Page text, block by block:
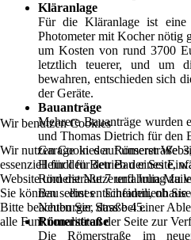
Kläranlage
Für die Kläranlage ist eine
Photometer mit Kocher nötig
um Kosten von rund 3700
letztlich teuerer, und um
bewahren, entschieden sich
der Geräte.
Bauanträge
Mehrere Bauanträge wurden
und Thomas Dietrich für den
Garage in der Römerstraße
Heindl für den Bau eines
Römerstraße 7 und Julia
Bau eines
Neuburger Straße 45.
Römerstraße
Die Römerstraße im
Wir benutzen Cookies
Wir nutzen Cookies auf unserer
essenziell für den Betrieb der Seite,
Website und die Nutzererfahrung zu
Sie können selbst entscheiden, ob
Bitte beachten Sie, dass bei einer
alle Funktionalitäten der Seite zur